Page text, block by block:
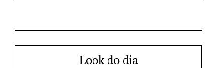
Look do dia